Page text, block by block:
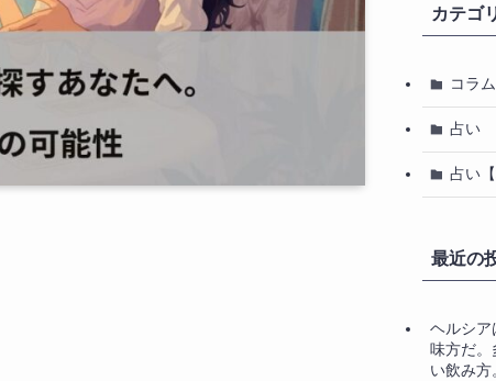
カテゴ
コラム
占い
占い【
最近の
ヘルシア
味方だ。
い飲み方